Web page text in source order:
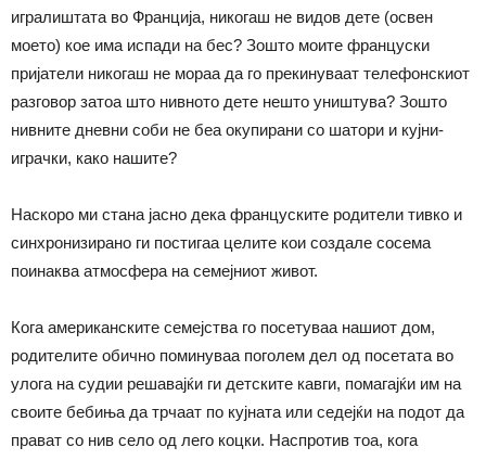
игралиштата во Франција, никогаш не видов дете (освен
моето) кое има испади на бес? Зошто моите француски
пријатели никогаш не мораа да го прекинуваат телефонскиот
разговор затоа што нивното дете нешто уништува? Зошто
нивните дневни соби не беа окупирани со шатори и кујни-
играчки, како нашите?
Наскоро ми стана јасно дека француските родители тивко и
синхронизирано ги постигаа целите кои создале сосема
поинаква атмосфера на семејниот живот.
Кога американските семејства го посетуваа нашиот дом,
родителите обично поминуваа поголем дел од посетата во
улога на судии решавајќи ги детските кавги, помагајќи им на
своите бебиња да трчаат по кујната или седејќи на подот да
прават со нив село од лего коцки. Наспротив тоа, кога